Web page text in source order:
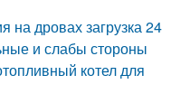
на дровах загрузка 24
и слабы стороны
котел для